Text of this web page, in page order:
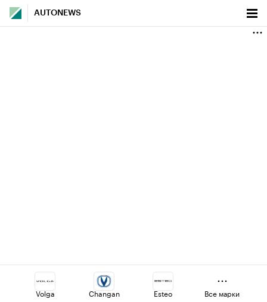
AUTONEWS
Volga Changan Esteo Все марки